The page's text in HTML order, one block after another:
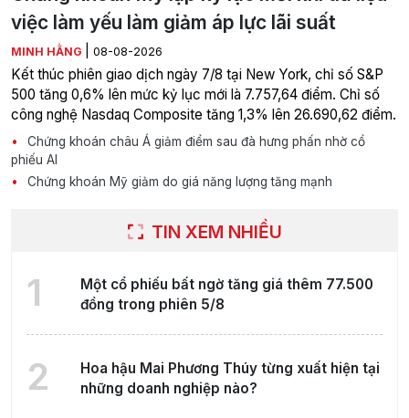
việc làm yếu làm giảm áp lực lãi suất
MINH HẰNG 08-08-2026
Kết thúc phiên giao dịch ngày 7/8 tại New York, chỉ số S&P
500 tăng 0,6% lên mức kỷ lục mới là 7.757,64 điểm. Chỉ số
công nghệ Nasdaq Composite tăng 1,3% lên 26.690,62 điểm.
Chứng khoán châu Á giảm điểm sau đà hưng phấn nhờ cổ
phiếu AI
Chứng khoán Mỹ giảm do giá năng lượng tăng mạnh
TIN XEM NHIỀU
1
Một cổ phiếu bất ngờ tăng giá thêm 77.500
đồng trong phiên 5/8
2
Hoa hậu Mai Phương Thúy từng xuất hiện tại
những doanh nghiệp nào?